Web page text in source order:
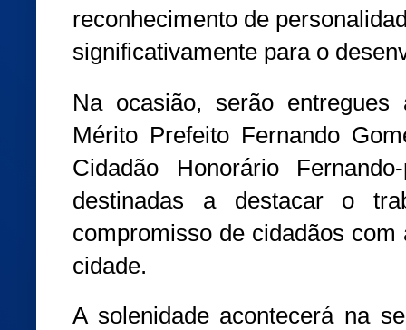
reconhecimento de
significativamente para o
Na ocasião, serão
Mérito Prefeito Fernando
Cidadão Honorário
destinadas a destacar o
compromisso de cidadãos
cidade.
A solenidade acontecerá na